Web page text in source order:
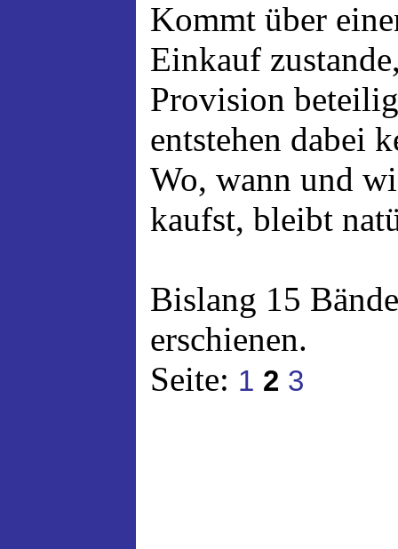
Kommt über
Einkauf
Provision
entstehen dabei
Wo, wann und
kaufst, bleibt
Bislang 15
erschienen.
Seite: 1 2 3